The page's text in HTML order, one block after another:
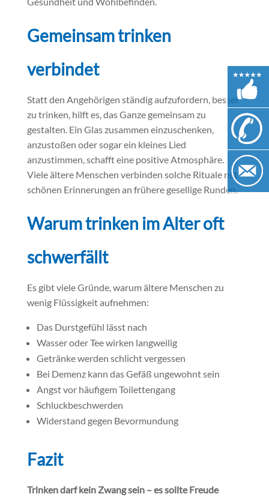
Gemeinsam trinken
verbindet
Statt den Angehörigen ständig aufzufordern, besser
zu trinken, hilft es, das Ganze gemeinsam zu
gestalten. Ein Glas zusammen einzuschenken,
anzustoßen oder sogar ein kleines Lied
anzustimmen, schafft eine positive Atmosphäre.
Viele ältere Menschen verbinden solche Rituale mit
schönen Erinnerungen an frühere gesellige Runden.
Warum trinken im Alter oft
schwerfällt
Es gibt viele Gründe, warum ältere Menschen zu
wenig Flüssigkeit aufnehmen:
Das Durstgefühl lässt nach
Wasser oder Tee wirken langweilig
Getränke werden schlicht vergessen
Bei Demenz kann das Gefäß ungewohnt sein
Angst vor häufigem Toilettengang
Schluckbeschwerden
Widerstand gegen Bevormundung
Fazit
Trinken darf kein Zwang sein – es sollte Freude